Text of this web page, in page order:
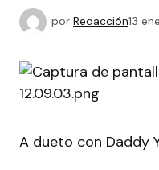
por Redacción13
A dueto con Daddy